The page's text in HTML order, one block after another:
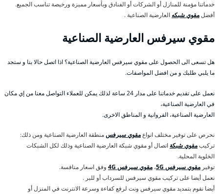
خدماتنا مؤمنة للمنازل أو الشركات أو الفنادق وبأسعار مميزة ورخيصة تناسب الجميع.
أفضلمقوي شبكه العارضية الصناعية .
مقوي سيرفس العارضية الصناعية
هل تسعى الى الحصول على مقوي سيرفس العارضية الصناعية؟ اذا اتصل حالا بنا و ستجد
ما يلبي طلبك و من افضل المواصفات.
نعمل على تقديم خدماتنا على مدار 24 ساعة لذلك يمكن للعملاء التواصل معنا من إي مكان
في العارضية الصناعية،
العارضية الصناعية، الفروانية و المناطق الاخرى.
نحرص على توفير مختلف انواعمقوي سيرفسمنطقة العارضية الصناعية ومن ذلك:
تركيبمقوي شبكة اتصال أو مقوي شبكة العارضية الصناعية وذلك لكل الشبكات
الخلوية المحلية.
توفير مقوي سيرفس 5G ، مقوي سيرفس 4G
وفق اسعار منافسة.
نعمل أيضا على تركيب مقوي سيرفس للسرداب أو للبر .
أيضا نقوم بتمديد مقوي سيرفس ونت لرفع كفاءة وسرعة الانترنت في المنزل أو